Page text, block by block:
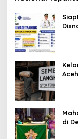
di